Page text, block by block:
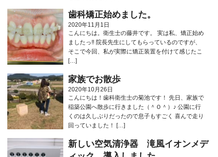
歯科矯正始めました。
2020年11月1日
こんにちは。衛生士の藤井です。 実は私、矯正始め
ましたっ‼︎ 院長先生にしてもらっているのですが、
そこで今回、私が実際に矯正装置を付けて感じたこ
[…]
家族でお散歩
2020年10月26日
こんにちは！歯科衛生士の菊池です！ 先日、家族で
稲築公園へ散歩に行きました（＾Ｏ＾）♪ 公園に行
くのは久しぶりだったので息子もすごく 喜んで走り
回っていました！ […]
新しい空気清浄器 滝風イオンメデ